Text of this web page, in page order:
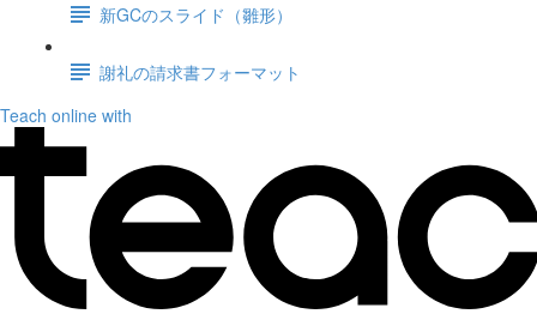
新GCのスライド（雛形）
謝礼の請求書フォーマット
Teach online with